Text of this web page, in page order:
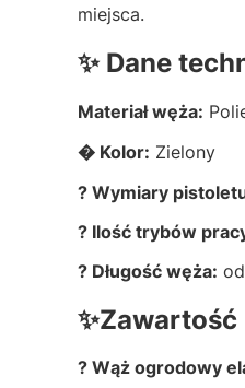
miejsca.
✨ Dane
Materiał węża:
� Kolor: Zielony
? Wymiary
? Ilość trybów
? Długość węża:
? Wąż ogrodowy